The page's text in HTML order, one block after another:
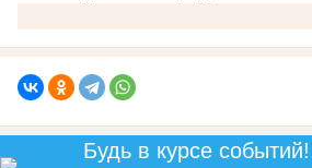
Будь в курсе событий!